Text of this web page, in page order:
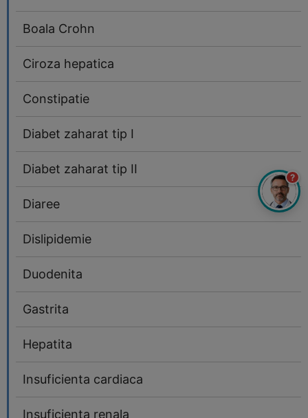
Boala Crohn
Ciroza hepatica
Constipatie
Diabet zaharat tip I
Diabet zaharat tip II
Diaree
Dislipidemie
Duodenita
Gastrita
Hepatita
Insuficienta cardiaca
Insuficienta renala
?